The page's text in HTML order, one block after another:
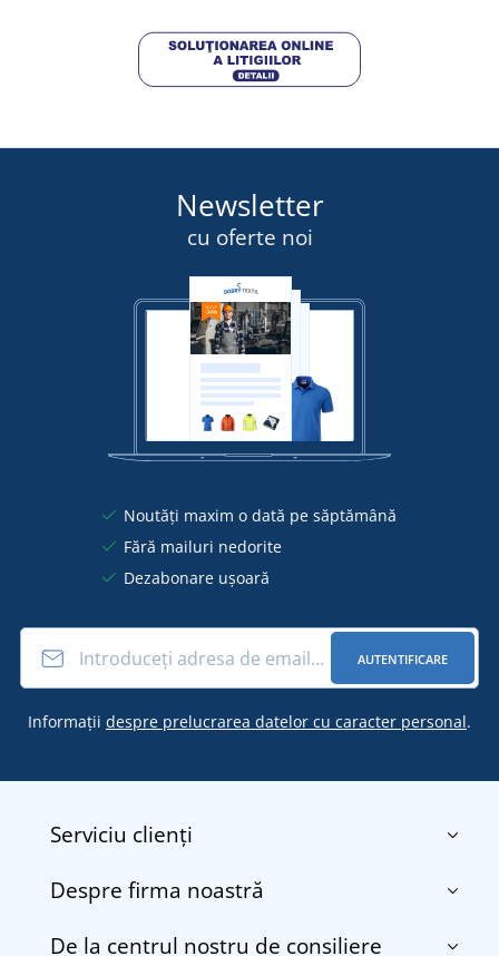
Newsletter
cu oferte noi
Noutăți maxim o dată pe săptămână
Fără mailuri nedorite
Dezabonare ușoară
AUTENTIFICARE
Informații despre prelucrarea datelor cu caracter personal.
Serviciu clienți
Contact
Despre firma noastră
Despre noi
De la centrul nostru de consiliere